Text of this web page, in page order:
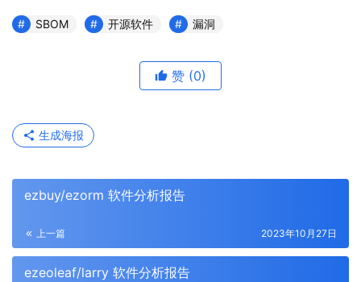
SBOM 开源软件 漏洞
赞 (0)
生成海报
ezbuy/ezorm 软件分析报告
上一篇 2023年10月27日
ezeoleaf/larry 软件分析报告